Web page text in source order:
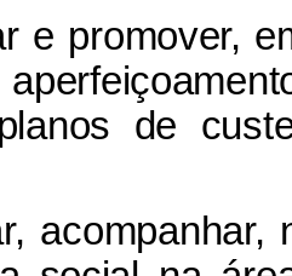
e promover,
de